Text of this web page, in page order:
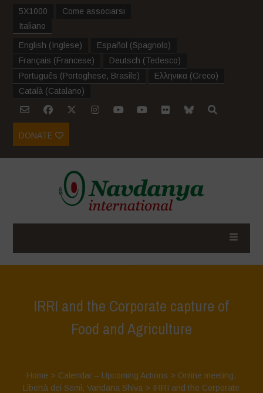
5X1000
Come associarsi
Italiano
English (Inglese) Español (Spagnolo)
Français (Francese) Deutsch (Tedesco)
Português (Portoghese, Brasile) Ελληνικα (Greco)
Català (Catalano)
DONATE
IRRI and the Corporate capture of
Food and Agriculture
Home > Calendar – Upcoming Actions > Online meeting,
Libertà dei Semi,Vandana Shiva > IRRI and the Corporate